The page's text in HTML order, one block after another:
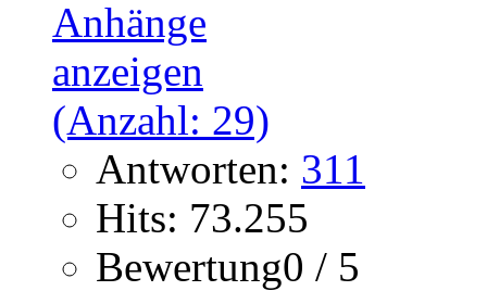
Antworten: 311
Hits: 73.255
Bewertung0 / 5